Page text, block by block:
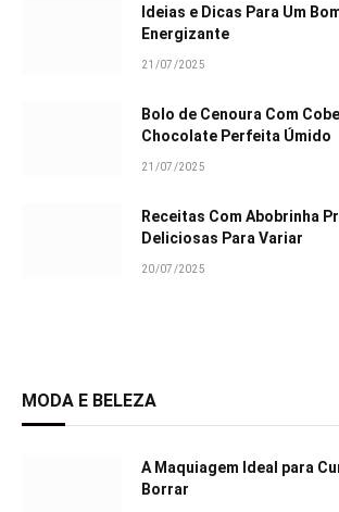
Ideias e Dicas Para Um
Energizante
21/07/2025
Bolo de Cenoura Com
Chocolate Perfeita Úmido
21/07/2025
Receitas Com Abobrinha
Deliciosas Para Variar
20/07/2025
MODA E BELEZA
A Maquiagem Ideal para
Borrar